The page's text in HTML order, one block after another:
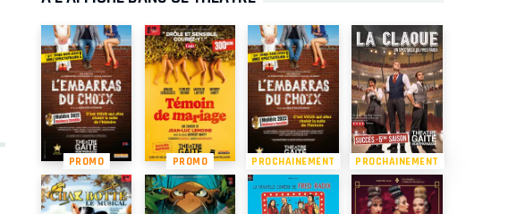
PROMO PROMO PROCHAINEMENT PROCHAINEMENT